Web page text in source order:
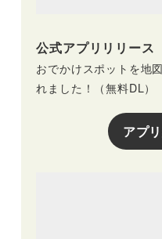
公式アプリリリース
おでかけスポットを地
れました！（無料DL）
アプ